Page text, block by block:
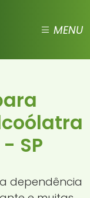
MENU
SP
dependência